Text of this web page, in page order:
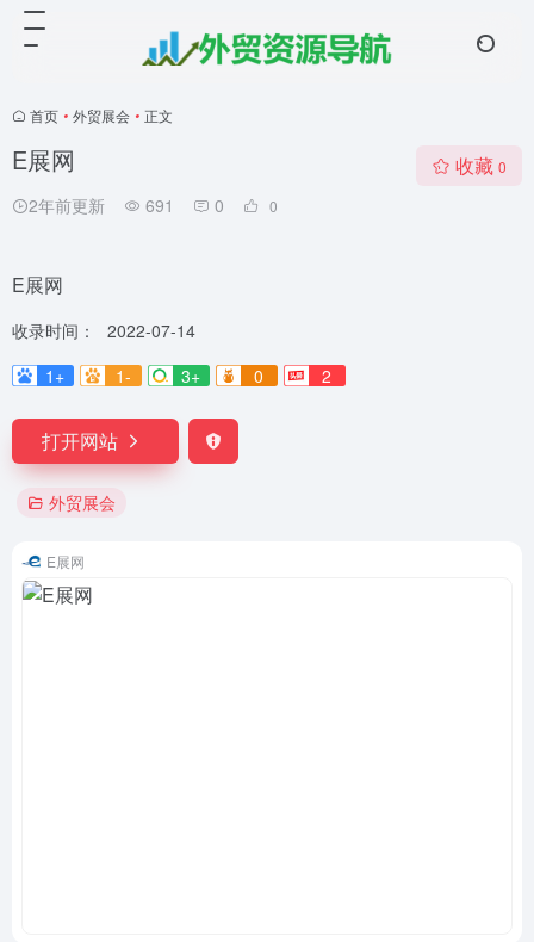
首页 • 外贸展会 • 正文
E展网
2年前更新 691 0 0
收藏 0
E展网
收录时间：
2022-07-14
1+
1- 3+ 0 2
打开网站
外贸展会
E展网